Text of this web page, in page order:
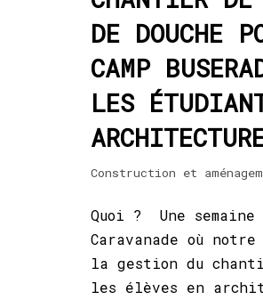
DE DOUCHE
CAMP
LES
Construction et
Quoi ? Une
Caravanade où
la gestion du
les élèves en